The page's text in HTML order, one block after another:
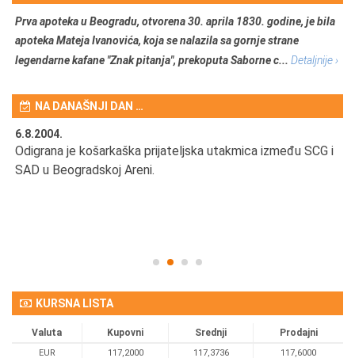
Prva apoteka u Beogradu, otvorena 30. aprila 1830. godine, je bila
apoteka Mateja Ivanovića, koja se nalazila sa gornje strane
legendarne kafane "Znak pitanja", prekoputa Saborne c... Detaljnije ›
NA DANAŠNJI DAN …
6.8.2004.
Odigrana je košarkaška prijateljska utakmica između SCG i
SAD u Beogradskoj Areni.
KURSNA LISTA
Valuta Kupovni Srednji Prodajni
EUR 117,2000 117,3736
117,6000